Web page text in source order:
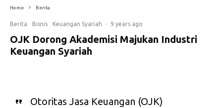
Home Berita
Berita Bisnis Keuangan Syariah · 9 years ago
OJK Dorong Akademisi Majukan Industri
Keuangan Syariah
Otoritas Jasa Keuangan (OJK)